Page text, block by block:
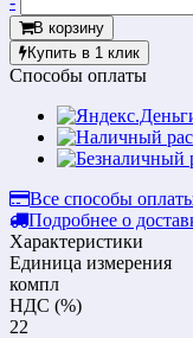
В корзину
Купить в 1 клик
Способы оплаты
Все способы
Подробнее о
Характеристики
Единица измерения
компл
НДС (%)
22